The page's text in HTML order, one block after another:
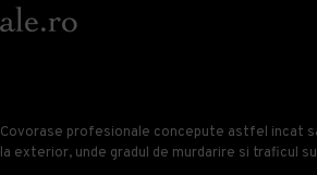
Covorase profesionale concepute astfel incat
la exterior, unde gradul de murdarire si traficul